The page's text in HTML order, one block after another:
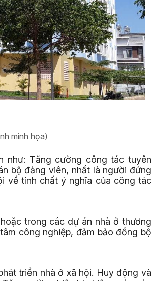
minh họa)
như: Tăng cường công tác tuyên
bộ đảng viên, nhất là người đứng
về tính chất ý nghĩa của công tác
trong các dự án nhà ở thương
công nghiệp, đảm bảo đồng bộ
triển nhà ở xã hội. Huy động và